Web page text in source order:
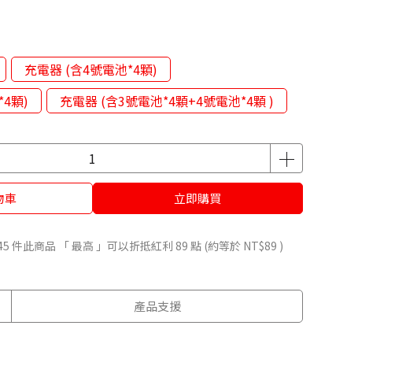
充電器 (含4號電池*4顆)
顆)
充電器 (含3號電池*4顆+4號電池*4顆 )
車 立即購買
件此商品 「 最高 」可以折抵紅利 89 點 (約等於 NT$89 )
產品支援